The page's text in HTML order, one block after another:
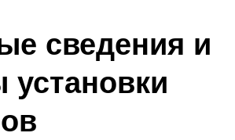
сведения и